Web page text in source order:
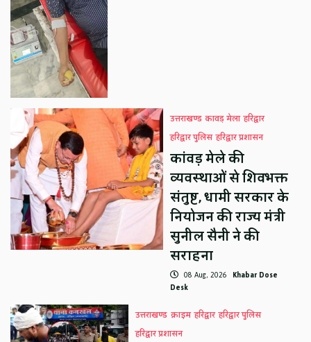
उत्तराखण्ड कावड़ मेला हरिद्वार
हरिद्वार पुलिस हरिद्वार प्रशासन
कांवड़ मेले की
व्यवस्थाओं से शिवभक्त
संतुष्ट, धामी सरकार के
नियोजन की राज्य मंत्री
सुनील सैनी ने की
सराहना
08 Aug, 2026 Khabar Dose
Desk
उत्तराखण्ड क्राइम हरिद्वार हरिद्वार पुलिस
हरिद्वार प्रशासन